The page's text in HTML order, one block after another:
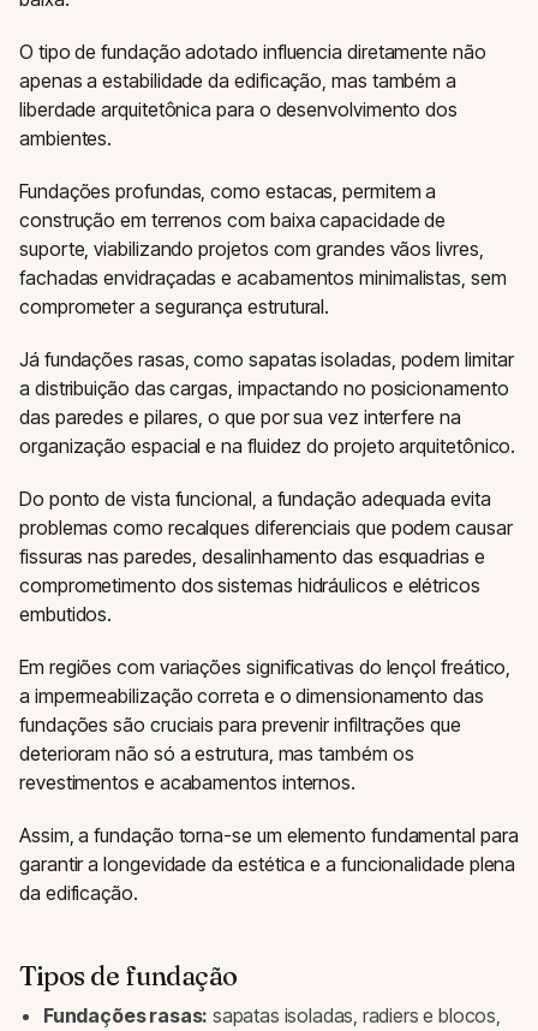
O tipo de fundação adotado influencia diretamente não
apenas a estabilidade da edificação, mas também a
liberdade arquitetônica para o desenvolvimento dos
ambientes.
Fundações profundas, como estacas, permitem a
construção em terrenos com baixa capacidade de
suporte, viabilizando projetos com grandes vãos livres,
fachadas envidraçadas e acabamentos minimalistas, sem
comprometer a segurança estrutural.
Já fundações rasas, como sapatas isoladas, podem limitar
a distribuição das cargas, impactando no posicionamento
das paredes e pilares, o que por sua vez interfere na
organização espacial e na fluidez do projeto arquitetônico.
Do ponto de vista funcional, a fundação adequada evita
problemas como recalques diferenciais que podem causar
fissuras nas paredes, desalinhamento das esquadrias e
comprometimento dos sistemas hidráulicos e elétricos
embutidos.
Em regiões com variações significativas do lençol freático,
a impermeabilização correta e o dimensionamento das
fundações são cruciais para prevenir infiltrações que
deterioram não só a estrutura, mas também os
revestimentos e acabamentos internos.
Assim, a fundação torna-se um elemento fundamental para
garantir a longevidade da estética e a funcionalidade plena
da edificação.
Tipos de fundação
Fundações rasas: sapatas isoladas, radiers e blocos,